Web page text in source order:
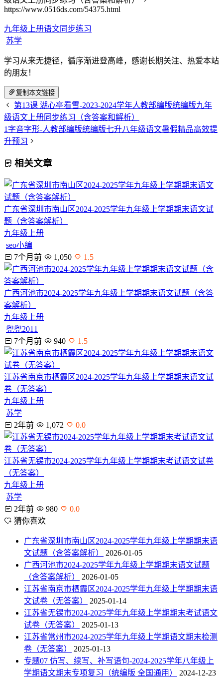
https://www.0516ds.com/54375.html
九年级上册语文同步练习
苏学
学习从来无捷径，循序渐进登高峰，感谢长期关注、热爱本站
的朋友！
复制本文链接
第13课 湖心亭看雪-2023-2024学年人教部编版统编版九年
级语文上册同步练习（含答案和解析）
1字音字形-人教部编版统编版七升八年级语文暑假精品高效提
升预习
相关文章
广东省深圳市南山区2024-2025学年九年级上学期期末语文试
题（含答案解析）
九年级上册
seo小编
7个月前
1,050 1.5
广西河池市2024-2025学年九年级上学期期末语文试题（含答
案解析）
九年级上册
兜兜2011
7个月前
940 1.5
江苏省南京市栖霞区2024-2025学年九年级上学期期末语文试
卷（无答案）
九年级上册
苏学
2年前
1,072 0.0
江苏省无锡市2024-2025学年九年级上学期期末考试语文试卷
（无答案）
九年级上册
苏学
2年前
980
0.0
猜你喜欢
广东省深圳市南山区2024-2025学年九年级上学期期末语
文试题（含答案解析）
2026-01-05
广西河池市2024-2025学年九年级上学期期末语文试题
（含答案解析）
2026-01-05
江苏省南京市栖霞区2024-2025学年九年级上学期期末语
文试卷（无答案）
2025-01-14
江苏省无锡市2024-2025学年九年级上学期期末考试语文
试卷（无答案）
2025-01-13
江苏省常州市2024-2025学年九年级上学期语文期末检测
卷（无答案）
2025-01-13
专题07 仿写、续写、补写语句-2024-2025学年八年级上
学期语文期末专项复习（统编版 全国通用）
2024-12-23